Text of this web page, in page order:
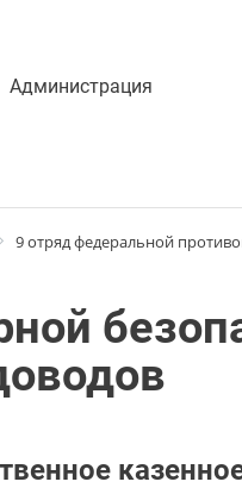
Администрация
9 отряд федеральной